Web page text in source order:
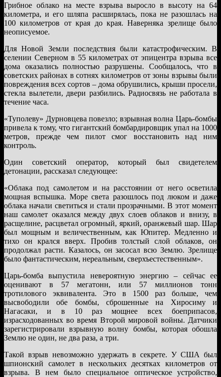
Грибное облако на месте взрыва выросло в высоту на 64
километра, и его шляпа расширялась, пока не разошлась на
100 километров от края до края. Наверняка зрелище было
неописуемое.
Для Новой Земли последствия были катастрофическим. В
селении Северном в 55 километрах от эпицентра взрыва все
дома оказались полностью разрушены. Сообщалось, что в
советских районах в сотнях километров от зоны взрывы были
повреждения всех сортов – дома обрушились, крыши просели,
стекла вылетели, двери разбились. Радиосвязь не работала в
течение часа.
«Туполеву» Дурновцева повезло; взрывная волна Царь-бомбы
привела к тому, что гигантский бомбардировщик упал на 1000
метров, прежде чем пилот смог восстановить над ним
контроль.
Один советский оператор, который был свидетелем
детонации, рассказал следующее:
«Облака под самолетом и на расстоянии от него осветила
мощная вспышка. Море света разошлось под люком и даже
облака начали светиться и стали прозрачными. В этот момент
наш самолет оказался между двух слоев облаков и внизу, в
расщелине, расцветал огромный, яркий, оранжевый шар. Шар
был мощным и величественным, как Юпитер. Медленно и
тихо он крался вверх. Пробив толстый слой облаков, он
продолжал расти. Казалось, он засосал всю Землю. Зрелище
было фантастическим, нереальным, сверхъестественным».
Царь-бомба выпустила невероятную энергию ­– сейчас ее
оценивают в 57 мегатонн, или 57 миллионов тонн
тротилового эквивалента. Это в 1500 раз больше, чем
высвободили обе бомбы, сброшенные на Хиросиму и
Нагасаки, и в 10 раз мощнее всех боеприпасов,
израсходованных во время Второй мировой войны. Датчики
зарегистрировали взрывную волну бомбы, которая обошла
Землю не один, не два раза, а три.
Такой взрыв невозможно удержать в секрете. У США был
шпионский самолет в нескольких десятках километров от
взрыва. В нем было специальное оптическое устройство,